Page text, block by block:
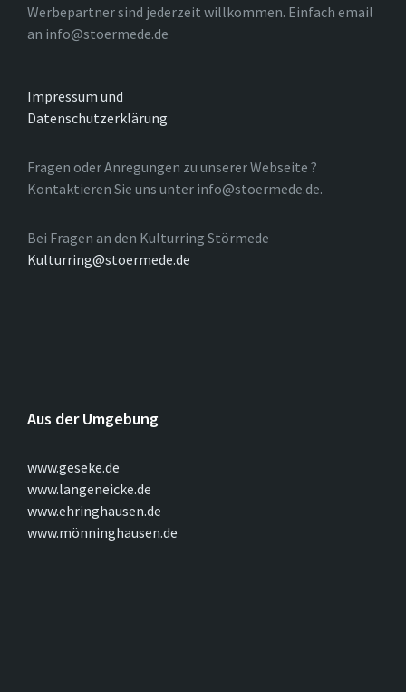
Werbepartner sind jederzeit willkommen. Einfach email
an info@stoermede.de
Impressum und
Datenschutzerklärung
Fragen oder Anregungen zu unserer Webseite ?
Kontaktieren Sie uns unter info@stoermede.de.
Bei Fragen an den Kulturring Störmede
Kulturring@stoermede.de
Aus der Umgebung
www.geseke.de
www.langeneicke.de
www.ehringhausen.de
www.mönninghausen.de